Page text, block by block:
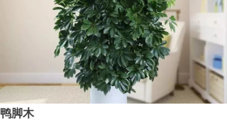
鸭脚木